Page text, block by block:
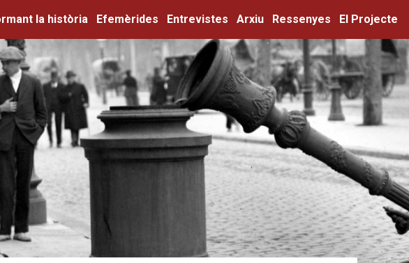
la història Efemèrides Entrevistes Arxiu Ressenyes El Projecte